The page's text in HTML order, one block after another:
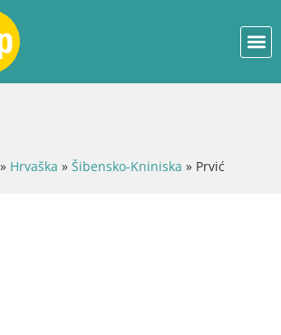
» Hrvaška » Šibensko-Kniniska » Prvić